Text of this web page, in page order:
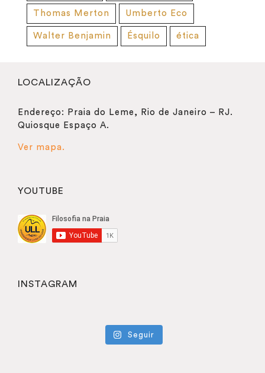
Thomas Merton Umberto Eco
Walter Benjamin Ésquilo ética
LOCALIZAÇÃO
Endereço: Praia do Leme, Rio de Janeiro – RJ.
Quiosque Espaço A.
Ver mapa.
YOUTUBE
INSTAGRAM
Seguir